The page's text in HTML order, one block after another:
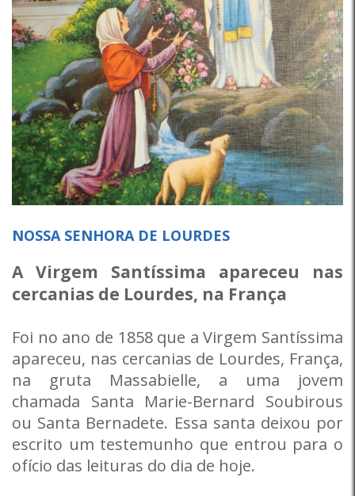
NOSSA SENHORA DE LOURDES
A Virgem Santíssima apareceu nas
cercanias de Lourdes, na França
Foi no ano de 1858 que a Virgem Santíssima
apareceu, nas cercanias de Lourdes, França,
na gruta Massabielle, a uma jovem
chamada Santa Marie-Bernard Soubirous
ou Santa Bernadete. Essa santa deixou por
escrito um testemunho que entrou para o
ofício das leituras do dia de hoje.